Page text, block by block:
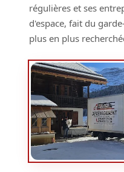
régulières et ses
d'espace, fait du
plus en plus